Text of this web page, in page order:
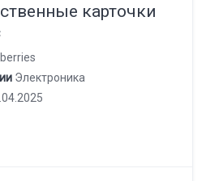
карточки
Электроника